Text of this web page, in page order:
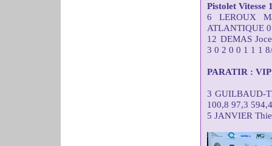
Pistolet Vitesse
6 LEROUX
ATLANTIQUE
12 DEMAS
3 0 2 0 0 1 1 1
PARATIR : VIP
3 GUILBAUD-
100,8 97,3 594,4
5 JANVIER